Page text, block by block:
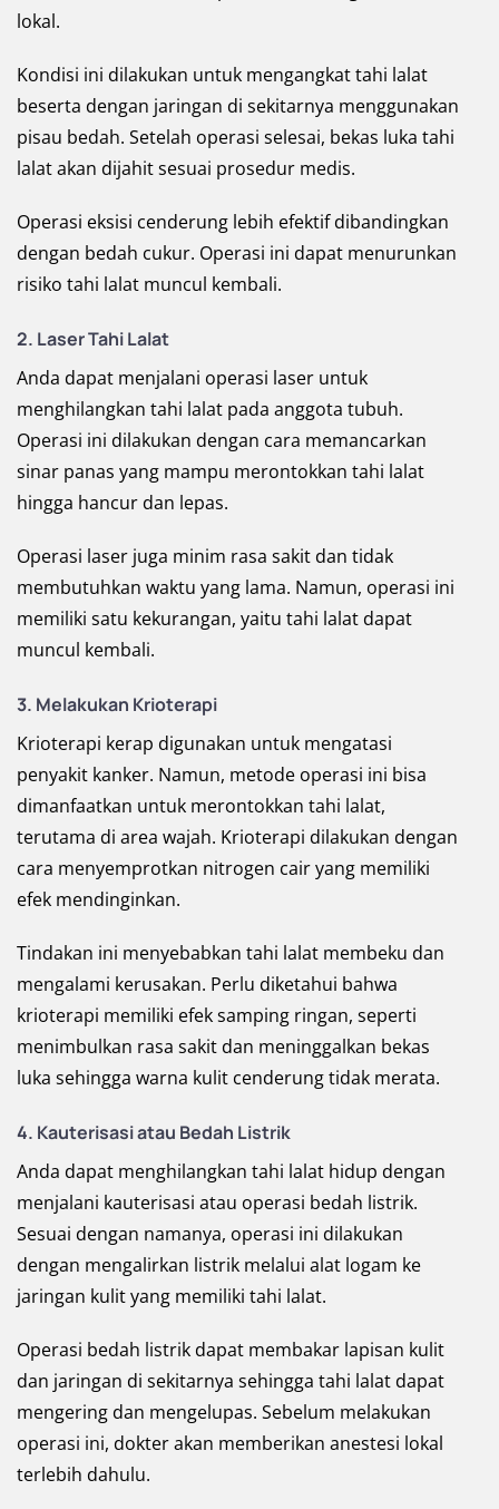
lokal.
Kondisi ini dilakukan untuk mengangkat tahi lalat
beserta dengan jaringan di sekitarnya menggunakan
pisau bedah. Setelah operasi selesai, bekas luka tahi
lalat akan dijahit sesuai prosedur medis.
Operasi eksisi cenderung lebih efektif dibandingkan
dengan bedah cukur. Operasi ini dapat menurunkan
risiko tahi lalat muncul kembali.
2. Laser Tahi Lalat
Anda dapat menjalani operasi laser untuk
menghilangkan tahi lalat pada anggota tubuh.
Operasi ini dilakukan dengan cara memancarkan
sinar panas yang mampu merontokkan tahi lalat
hingga hancur dan lepas.
Operasi laser juga minim rasa sakit dan tidak
membutuhkan waktu yang lama. Namun, operasi ini
memiliki satu kekurangan, yaitu tahi lalat dapat
muncul kembali.
3. Melakukan Krioterapi
Krioterapi kerap digunakan untuk mengatasi
penyakit kanker. Namun, metode operasi ini bisa
dimanfaatkan untuk merontokkan tahi lalat,
terutama di area wajah. Krioterapi dilakukan dengan
cara menyemprotkan nitrogen cair yang memiliki
efek mendinginkan.
Tindakan ini menyebabkan tahi lalat membeku dan
mengalami kerusakan. Perlu diketahui bahwa
krioterapi memiliki efek samping ringan, seperti
menimbulkan rasa sakit dan meninggalkan bekas
luka sehingga warna kulit cenderung tidak merata.
4. Kauterisasi atau Bedah Listrik
Anda dapat menghilangkan tahi lalat hidup dengan
menjalani kauterisasi atau operasi bedah listrik.
Sesuai dengan namanya, operasi ini dilakukan
dengan mengalirkan listrik melalui alat logam ke
jaringan kulit yang memiliki tahi lalat.
Operasi bedah listrik dapat membakar lapisan kulit
dan jaringan di sekitarnya sehingga tahi lalat dapat
mengering dan mengelupas. Sebelum melakukan
operasi ini, dokter akan memberikan anestesi lokal
terlebih dahulu.